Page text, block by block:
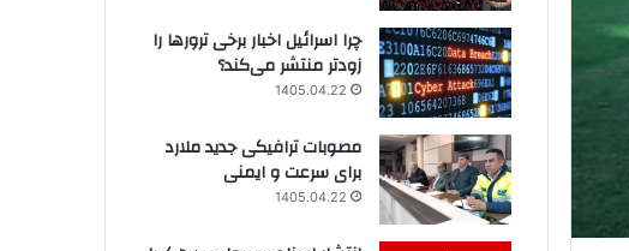
چرا اسرائیل اخبار برخی ترورها را
زودتر منتشر می‌کند؟
1405.04.22
مصوبات ترافیکی جدید ملارد
برای سرعت و ایمنی
1405.04.22